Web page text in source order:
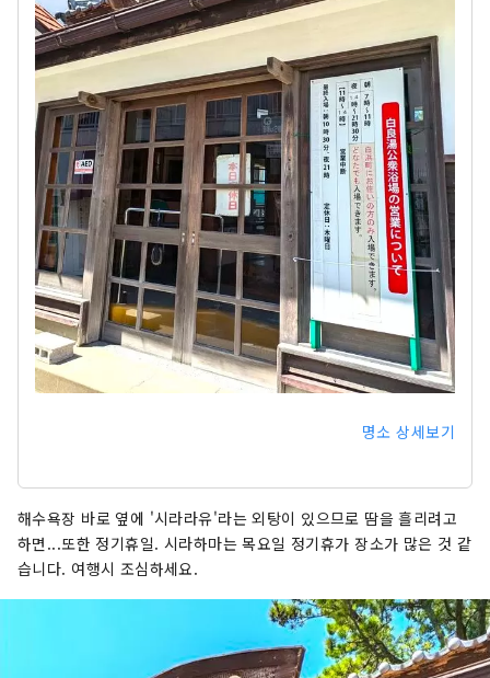
명소 상세보기
해수욕장 바로 옆에 '시라라유'라는 외탕이 있으므로 땀을 흘리려고
하면...또한 정기휴일. 시라하마는 목요일 정기휴가 장소가 많은 것 같
습니다. 여행시 조심하세요.